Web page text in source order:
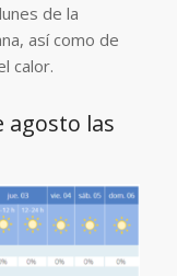
de la
así como de
calor.
agosto las